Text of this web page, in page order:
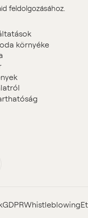
környéke
feldolgozásához.
GDPRWhistleblowing